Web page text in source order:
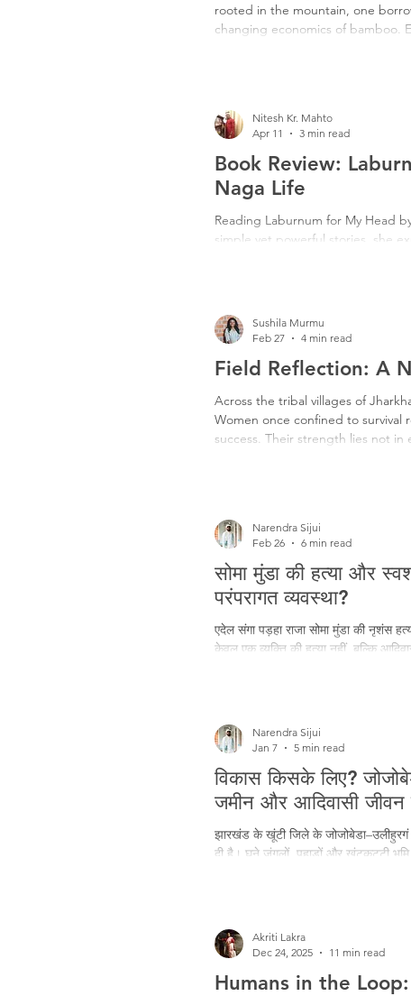
rooted in the mountain, one
changing economics of bamboo.
Book Review:
Naga Life
Reading Laburnum for My Head
simple yet powerful stories, she
Nitesh Kr. Mahto
Apr 11
3 min read
Field Reflection: A
Across the tribal villages of
Women once confined to survival
success. Their strength lies not
Sushila Murmu
Feb 27
4 min read
सोमा मुंडा की हत्या और
परंपरागत व्यवस्था?
एदेल संगा पड़हा राजा सोमा मुंडा की नृशंस
केवल एक व्यक्ति की हत्या नहीं, बल्कि
Narendra Sijui
Feb 26
6 min read
विकास किसके लिए?
जमीन और आदिवासी
झारखंड के खूंटी जिले के जोजोबेडा–उलीहुरगं
दी है। घने जंगलों, पहाड़ों और खुंटकट्टी भूमि
Narendra Sijui
Jan 7
5 min read
Humans in the
Akriti Lakra
Dec 24, 2025
11 min read